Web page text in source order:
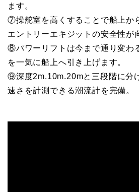
ます。
⑦操舵室を高くすることで船上か
エントリーエキジットの安全性が
⑧パワーリフトは今まで通り変わ
を一気に船上へ引き上げます。
⑨深度2m.10m.20mと三段階に分
速さを計測できる潮流計を完備。